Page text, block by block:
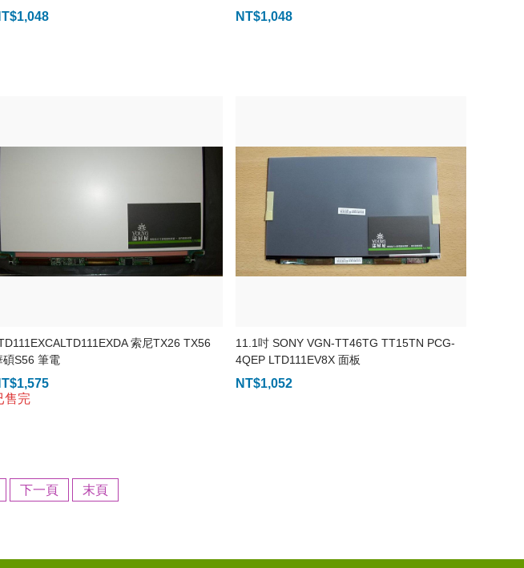
1,048 NT$1,048
索尼TX26 TX56
碩S56 筆電
1,575
售完
11.1吋 SONY VGN-TT46TG TT15TN PCG-
4QEP LTD111EV8X 面板
NT$1,052
下一頁 末頁